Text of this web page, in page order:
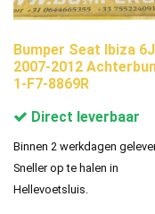
Bumper Seat Ibiza 6J
2007-2012
1-F7-8869R
Direct leverbaar
Binnen 2 werkdagen
Sneller op te halen in
Hellevoetsluis.